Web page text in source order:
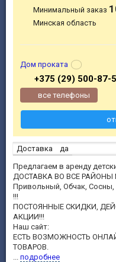
Доставка
да
Предлагаем в аренду
ДОСТАВКА ВО ВСЕ РАЙОНЫ
Привольный, Обчак, Сосны,
!!!
ПОСТОЯННЫЕ СКИДКИ,
АКЦИИ!!!
Наш сайт:
ЕСТЬ ВОЗМОЖНОСТЬ
ТОВАРОВ.
подробнее
Минимальный заказ
Минская область
Дом проката
+375 (29) 500-87-
все телефоны